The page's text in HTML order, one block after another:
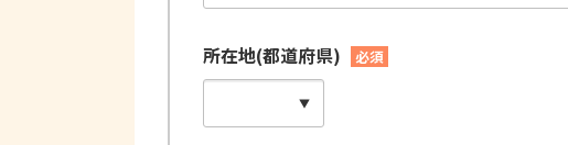
所在地(都道府県) 必須